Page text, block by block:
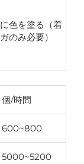
色を塗る（着
のみ必要）
個/時間
600~800
5000~5200